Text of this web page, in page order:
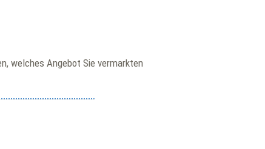
welches Angebot Sie vermarkten